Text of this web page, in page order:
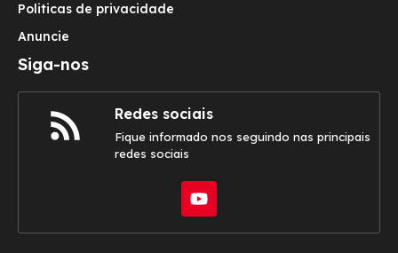
Politicas de privacidade
Anuncie
Siga-nos
Redes sociais
Fique informado nos seguindo nas principais
redes sociais